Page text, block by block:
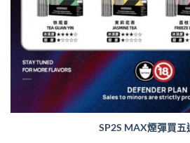
SP2S MAX煙彈買五